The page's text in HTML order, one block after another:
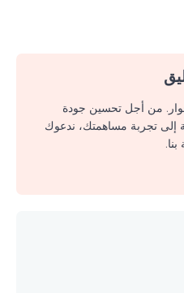
من أجل تحسين جودة
إلى تجربة مساهمتك، ندعوك